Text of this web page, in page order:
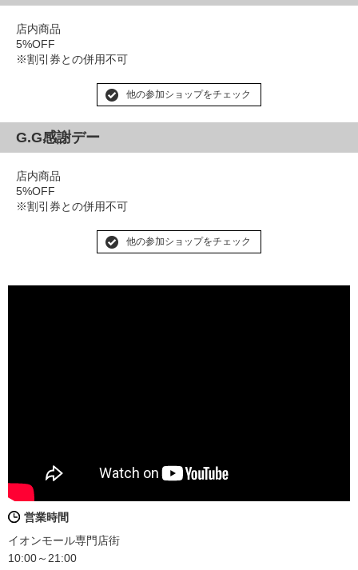
店内商品
5%OFF
※割引券との併用不可
他の参加ショップをチェック
G.G感謝デー
店内商品
5%OFF
※割引券との併用不可
他の参加ショップをチェック
営業時間
イオンモール専門店街
10:00～21:00